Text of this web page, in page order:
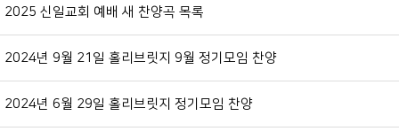
2025 신일교회 예배 새 찬양곡 목록
2024년 9월 21일 홀리브릿지 9월 정기모임 찬양
2024년 6월 29일 홀리브릿지 정기모임 찬양